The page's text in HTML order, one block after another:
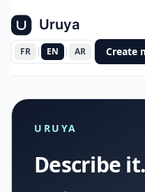
FR | EN | AR Create
URUYA
Describe